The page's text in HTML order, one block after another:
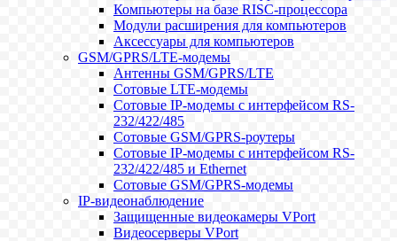
Компьютеры на базе RISC-процессора
Модули расширения для компьютеров
Аксессуары для компьютеров
GSM/GPRS/LTE-модемы
Антенны GSM/GPRS/LTE
Сотовые LTE-модемы
Сотовые IP-модемы с интерфейсом RS-
232/422/485
Сотовые GSM/GPRS-роутеры
Сотовые IP-модемы с интерфейсом RS-
232/422/485 и Ethernet
Сотовые GSM/GPRS-модемы
IP-видеонаблюдение
Защищенные видеокамеры VPort
Видеосерверы VPort